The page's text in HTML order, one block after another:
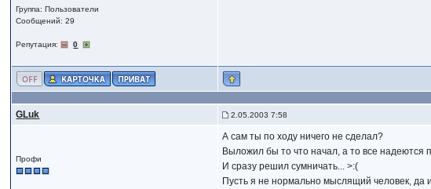
Группа: Пользователи
Сообщений: 29
Репутация: 0
GLuk 2.05.2003 7:58
Профи
А сам ты по ходу ничего не сделал?
Выложил бы то что начал, а то все надеются
И сразу решил сумничать... >:(
Пусть я не нормально мыслящий человек, да